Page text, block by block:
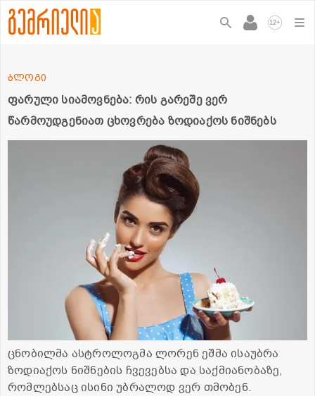
12+
ფარული სიამოვნება: რის გარეშე ვერ
წარმოუდგენიათ ცხოვრება ზოდიაქოს ნიშნებს
ბლოგი
ცნობილმა ასტროლოგმა ლორენ ეშმა ისაუბრა
ზოდიაქოს ნიშნების ჩვევებსა და საქმიანობაზე,
რომლებსაც ისინი უბრალოდ ვერ თმობენ.